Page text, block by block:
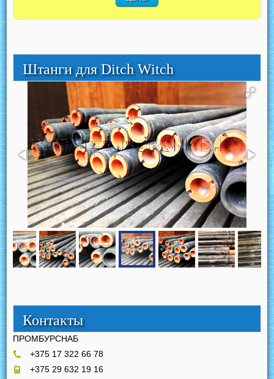
Штанги для Ditch Witch
Контакты
ПРОМБУРСНАБ
+375 17 322 66 78
+375 29 632 19 16